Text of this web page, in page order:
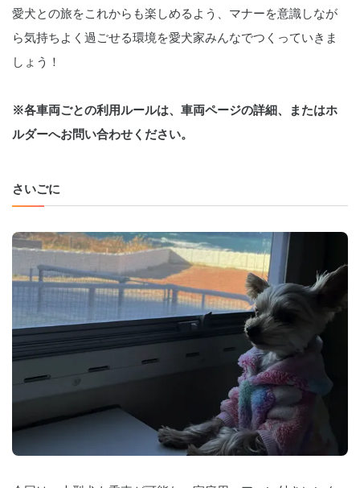
愛犬との旅をこれからも楽しめるよう、マナーを意識しなが
ら気持ちよく過ごせる環境を愛犬家みんなでつくっていきま
しょう！
※各車両ごとの利用ルールは、車両ページの詳細、またはホ
ルダーへお問い合わせください。
さいごに